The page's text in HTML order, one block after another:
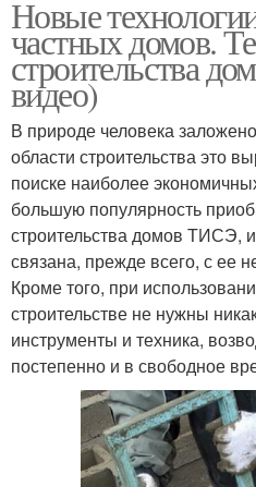
Новые
частных домов.
строительства
видео)
В природе человека
области строительства это
поиске наиболее
большую популярность
строительства домов ТИСЭ,
связана, прежде всего, с ее
Кроме того, при
строительстве не нужны
инструменты и техника,
постепенно и в свободное